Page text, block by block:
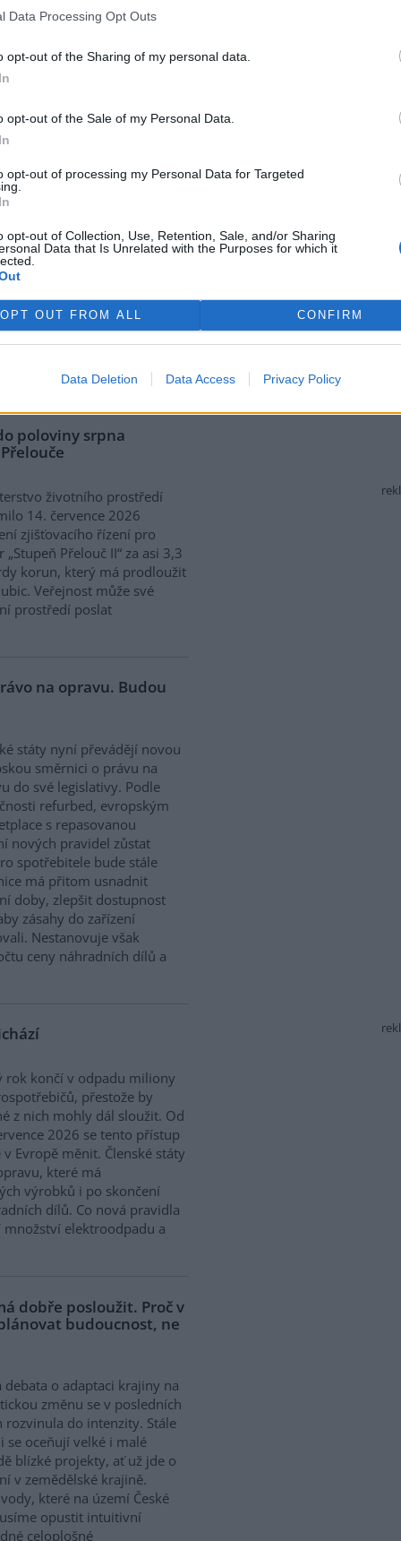
Data Processing Opt Outs
opt-out of the Sharing of my personal data.
opt-out of the Sale of my Personal Data.
opt-out of processing my Personal Data for Targeted
opt-out of Collection, Use, Retention, Sale, and/or Sharing
Data that Is Unrelated with the Purposes for which it
OPT OUT FROM ALL CONFIRM
Data Deletion Data Access Privacy Policy
rozvoj se to týká přibližně
v nájmu. K řešení
výstavby nutné
budov. Ty mohou
využití objektů v centrech
provozní náklady.
na bydlení více než 40 %
hlubokomořskou
nimi zatím chybí
skončilo 31. Valné
Mezinárodního úřadu
dno (ISA), kde měla své
i Česká republika.
jasně deklarovat, že
tolerovány.
poloviny srpna
životního prostředí
14. července 2026
zjišťovacího řízení pro
„Stupeň Přelouč II“ za asi 3,3
korun, který má prodloužit
Veřejnost může své
prostředí poslat
na opravu. Budou
státy nyní převádějí novou
směrnici o právu na
do své legislativy. Podle
refurbed, evropským
s repasovanou
nových pravidel zůstat
spotřebitele bude stále
má přitom usnadnit
doby, zlepšit dostupnost
zásahy do zařízení
Nestanovuje však
ceny náhradních dílů a
rok končí v odpadu miliony
přestože by
z nich mohly dál sloužit. Od
2026 se tento přístup
v Evropě měnit. Členské státy
které má
výrobků i po skončení
dílů. Co nová pravidla
elektroodpadu a
dobře posloužit. Proč v
budoucnost, ne
debata o adaptaci krajiny na
změnu se v posledních
rozvinula do intenzity. Stále
se oceňují velké i malé
blízké projekty, ať už jde o
v zemědělské krajině.
které na území České
opustit intuitivní
celoplošné